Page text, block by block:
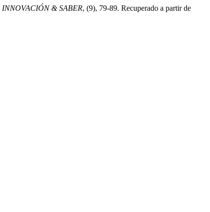
INNOVACIÓN & SABER, (9), 79-89. Recuperado a partir de